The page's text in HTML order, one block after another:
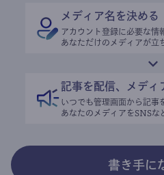
メディア名を決める
アカウント登録に必要な情
あなただけのメディアが立
記事を配信、メディ
いつでも管理画面から記事
あなたのメディアをSNSな
書き手に